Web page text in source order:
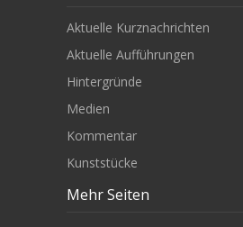
Aktuelle Kurznachrichten
Aktuelle Aufführungen
Hintergründe
Medien
Kommentar
Kunststücke
Mehr Seiten